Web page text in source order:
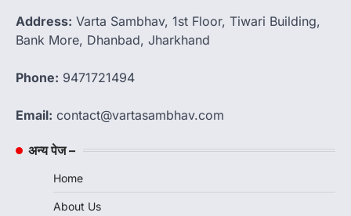
Address: Varta Sambhav, 1st Floor, Tiwari Building,
Bank More, Dhanbad, Jharkhand
Phone: 9471721494
Email: contact@vartasambhav.com
अन्य पेज –
Home
About Us